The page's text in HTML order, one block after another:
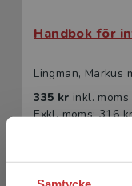
Handbok för
Lingman, Markus
335 kr inkl. moms
Exkl. moms: 316